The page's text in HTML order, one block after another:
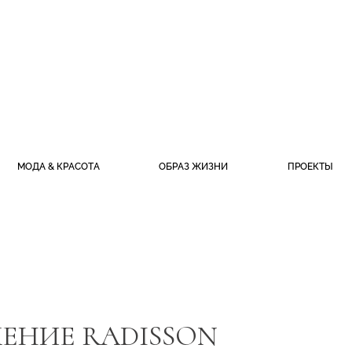
МОДА & КРАСОТА ОБРАЗ ЖИЗНИ ПРОЕКТЫ
RADISSON